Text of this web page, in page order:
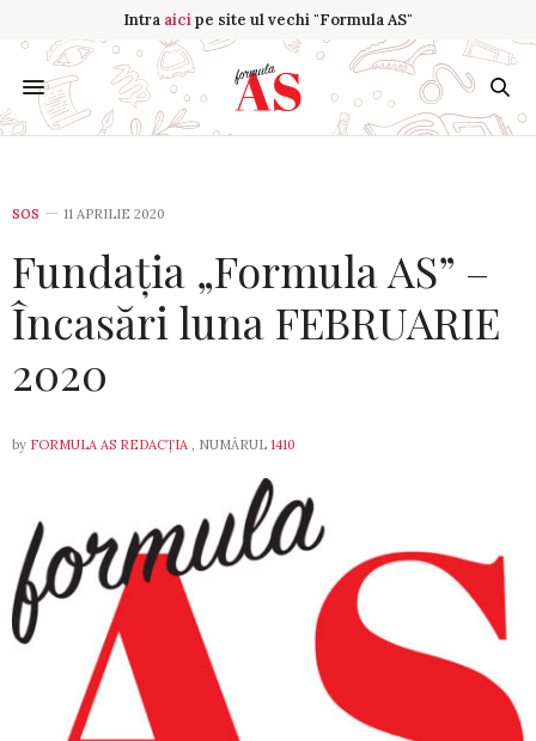
Intra aicipe site ul vechi "Formula AS"
SOS 11 APRILIE 2020
Fundația „Formula AS” –
Încasări luna FEBRUARIE
2020
by FORMULA AS REDACȚIA , NUMĂRUL 1410